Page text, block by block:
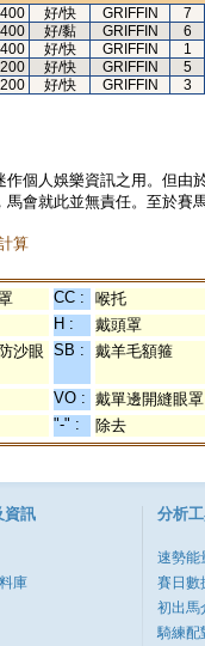
好/快 GRIFFIN
7
好/黏 GRIFFIN
6
好/快 GRIFFIN
1
好/快 GRIFFIN
5
好/快 GRIFFIN 3
個人娛樂資訊之用。但
會就此並無責任。至於賽
算
CC :
喉托
H :
戴頭罩
沙眼 SB : 戴羊毛額箍
VO : 戴單邊開縫眼罩
"-" : 除去
資訊
庫
分析
速勢能
賽日數
初出馬
騎練配